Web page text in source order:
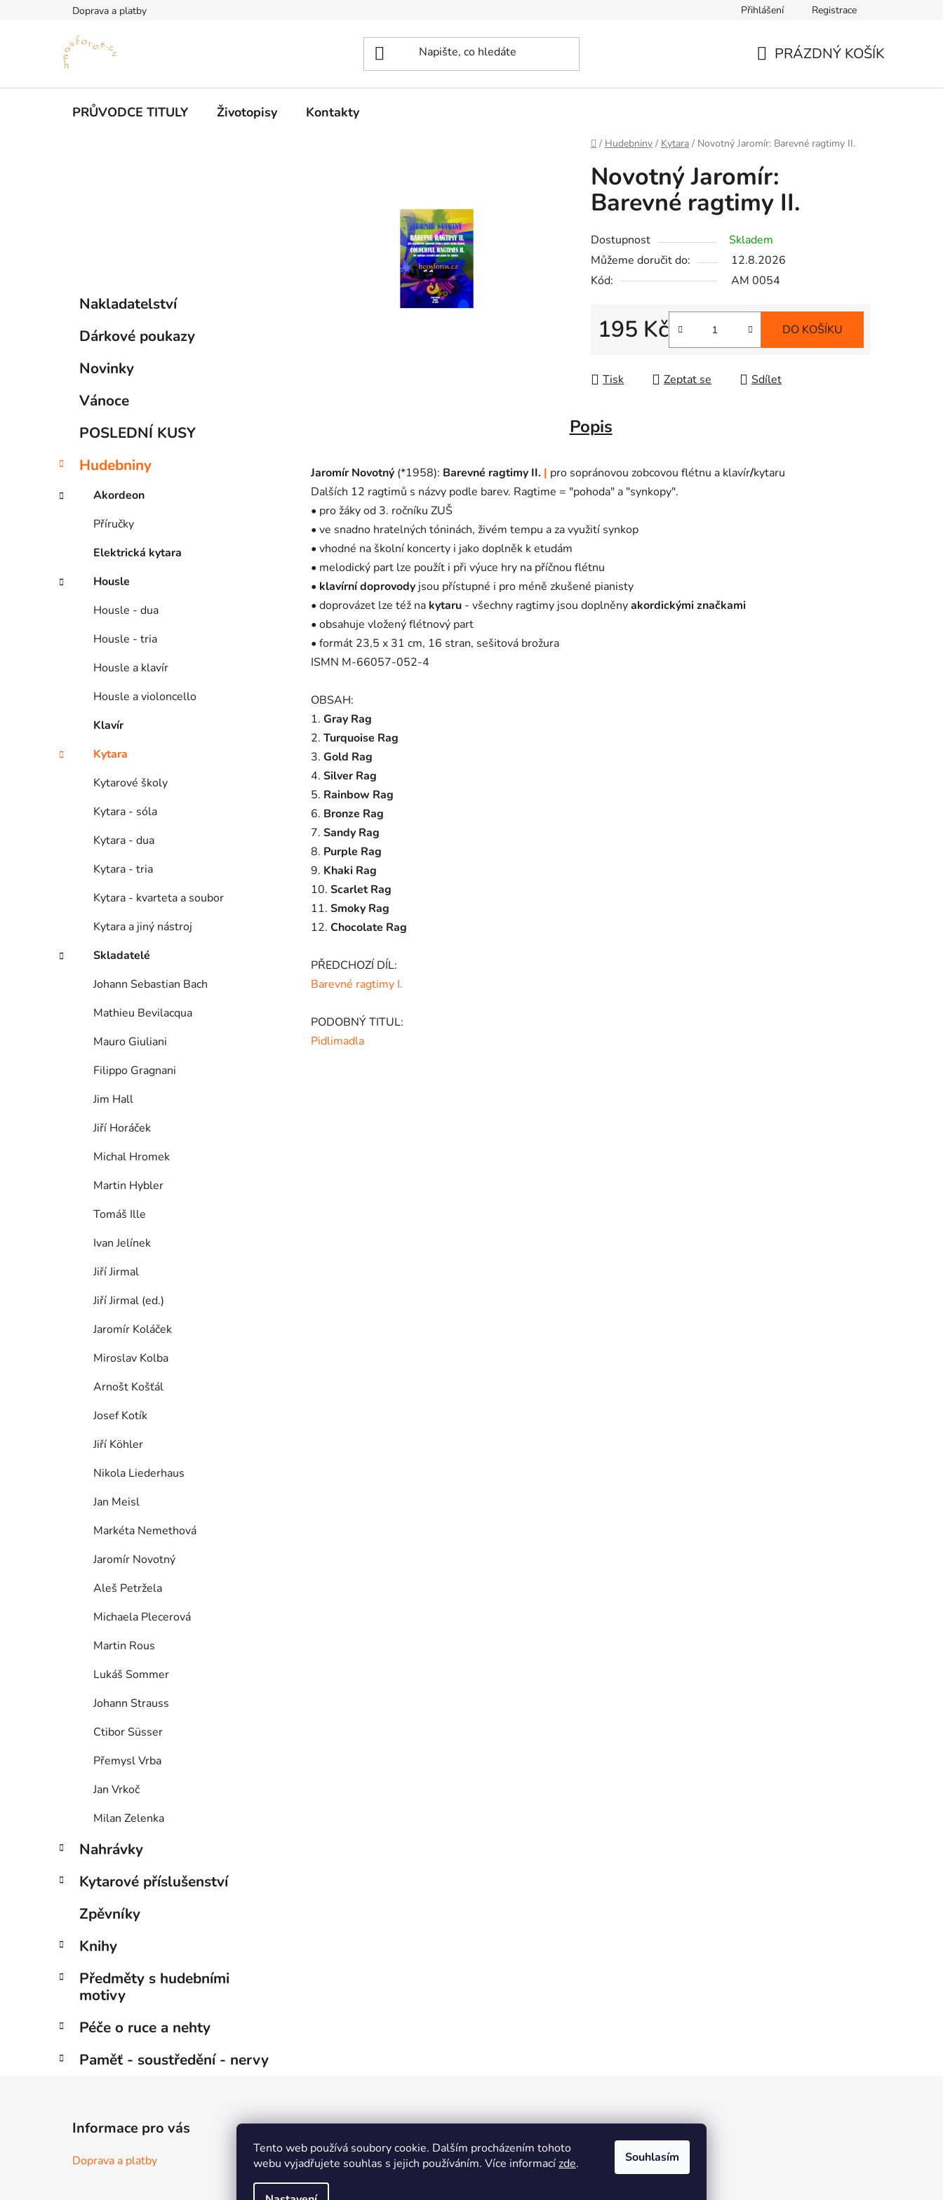
Tento web používá soubory cookie. Dalším procházením tohoto
webu vyjadřujete souhlas s jejich používáním. Více informacízde. Souhlasím
Doprava a platby Přihlášení Registrace
PRÁZDNÝ KOŠÍK
PRŮVODCE TITULY Životopisy Kontakty
Domů
/ Hudebniny / Kytara / Novotný Jaromír: Barevné ragtimy II.
Přeskočit
kategorie
Nakladatelství
Dárkové poukazy
Novinky
Vánoce
POSLEDNÍ KUSY
Hudebniny
Akordeon
Příručky
Elektrická kytara
Housle
Housle - dua
Housle - tria
Housle a klavír
Housle a violoncello
Klavír
Kytara
Kytarové školy
Kytara - sóla
Kytara - dua
Kytara - tria
Kytara - kvarteta a soubor
Kytara a jiný nástroj
Skladatelé
Johann Sebastian Bach
Mathieu Bevilacqua
Mauro Giuliani
Filippo Gragnani
Jim Hall
Jiří Horáček
Michal Hromek
Martin Hybler
Tomáš Ille
Ivan Jelínek
Jiří Jirmal
Jiří Jirmal (ed.)
Jaromír Koláček
Miroslav Kolba
Arnošt Košťál
Josef Kotík
Jiří Köhler
Nikola Liederhaus
Jan Meisl
Markéta Nemethová
Jaromír Novotný
Aleš Petržela
Michaela Plecerová
Martin Rous
Lukáš Sommer
Johann Strauss
Ctibor Süsser
Přemysl Vrba
Jan Vrkoč
Milan Zelenka
Nahrávky
Kytarové příslušenství
Zpěvníky
Knihy
Předměty s hudebními
motivy
Péče o ruce a nehty
Paměť - soustředění - nervy
Novotný Jaromír:
Barevné ragtimy II.
Dostupnost
Skladem
Můžeme doručit do:
12.8.2026
Kód:
AM 0054
195 Kč DO KOŠÍKU
Tisk Zeptat se Sdílet
Popis
Jaromír Novotný (*1958): Barevné ragtimy II. | pro sopránovou zobcovou flétnu a klavír/kytaru
Dalších 12 ragtimů s názvy podle barev. Ragtime = "pohoda" a "synkopy".
• pro žáky od 3. ročníku ZUŠ
• ve snadno hratelných tóninách, živém tempu a za využití synkop
• vhodné na školní koncerty i jako doplněk k etudám
• melodický part lze použít i při výuce hry na příčnou flétnu
• klavírní doprovody jsou přístupné i pro méně zkušené pianisty
• doprovázet lze též na kytaru - všechny ragtimy jsou doplněnyakordickými značkami
• obsahuje vložený flétnový part
• formát 23,5 x 31 cm, 16 stran, sešitová brožura
ISMN M-66057-052-4
OBSAH:
1. Gray Rag
2. Turquoise Rag
3. Gold Rag
4. Silver Rag
5. Rainbow Rag
6. Bronze Rag
7. Sandy Rag
8. Purple Rag
9. Khaki Rag
10. Scarlet Rag
11. Smoky Rag
12. Chocolate Rag
PŘEDCHOZÍ DÍL:
Barevné ragtimy I.
PODOBNÝ TITUL:
Pidlimadla
Informace pro vás
Doprava a platby